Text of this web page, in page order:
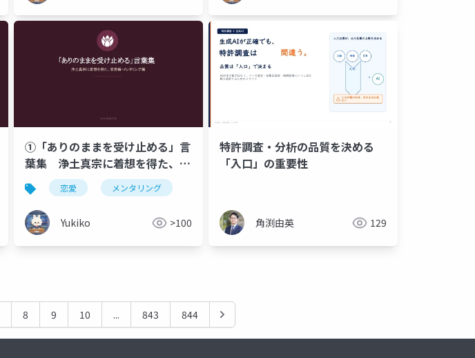
①「ありのままを受け止める」言
葉集 浄土真宗に着想を得た、恋
愛編・メンタリング編
恋愛 メンタリング
Yukiko >100
特許調査・分析の品質を決める
「入口」の重要性
角渕由英 129
8 9 10 ... 843 844